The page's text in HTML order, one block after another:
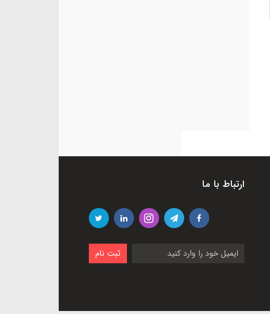
ارتباط با ما
ثبت نام